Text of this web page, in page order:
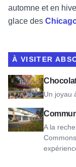
automne et en
glace des
À VISITER
Un joyau
Voir Graham's
A la
Voir Geneva